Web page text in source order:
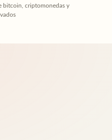
bitcoin, criptomonedas y